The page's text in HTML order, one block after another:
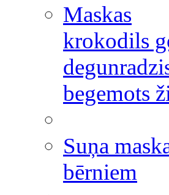
Maskas
krokodils
begemots
Suņa
bērniem